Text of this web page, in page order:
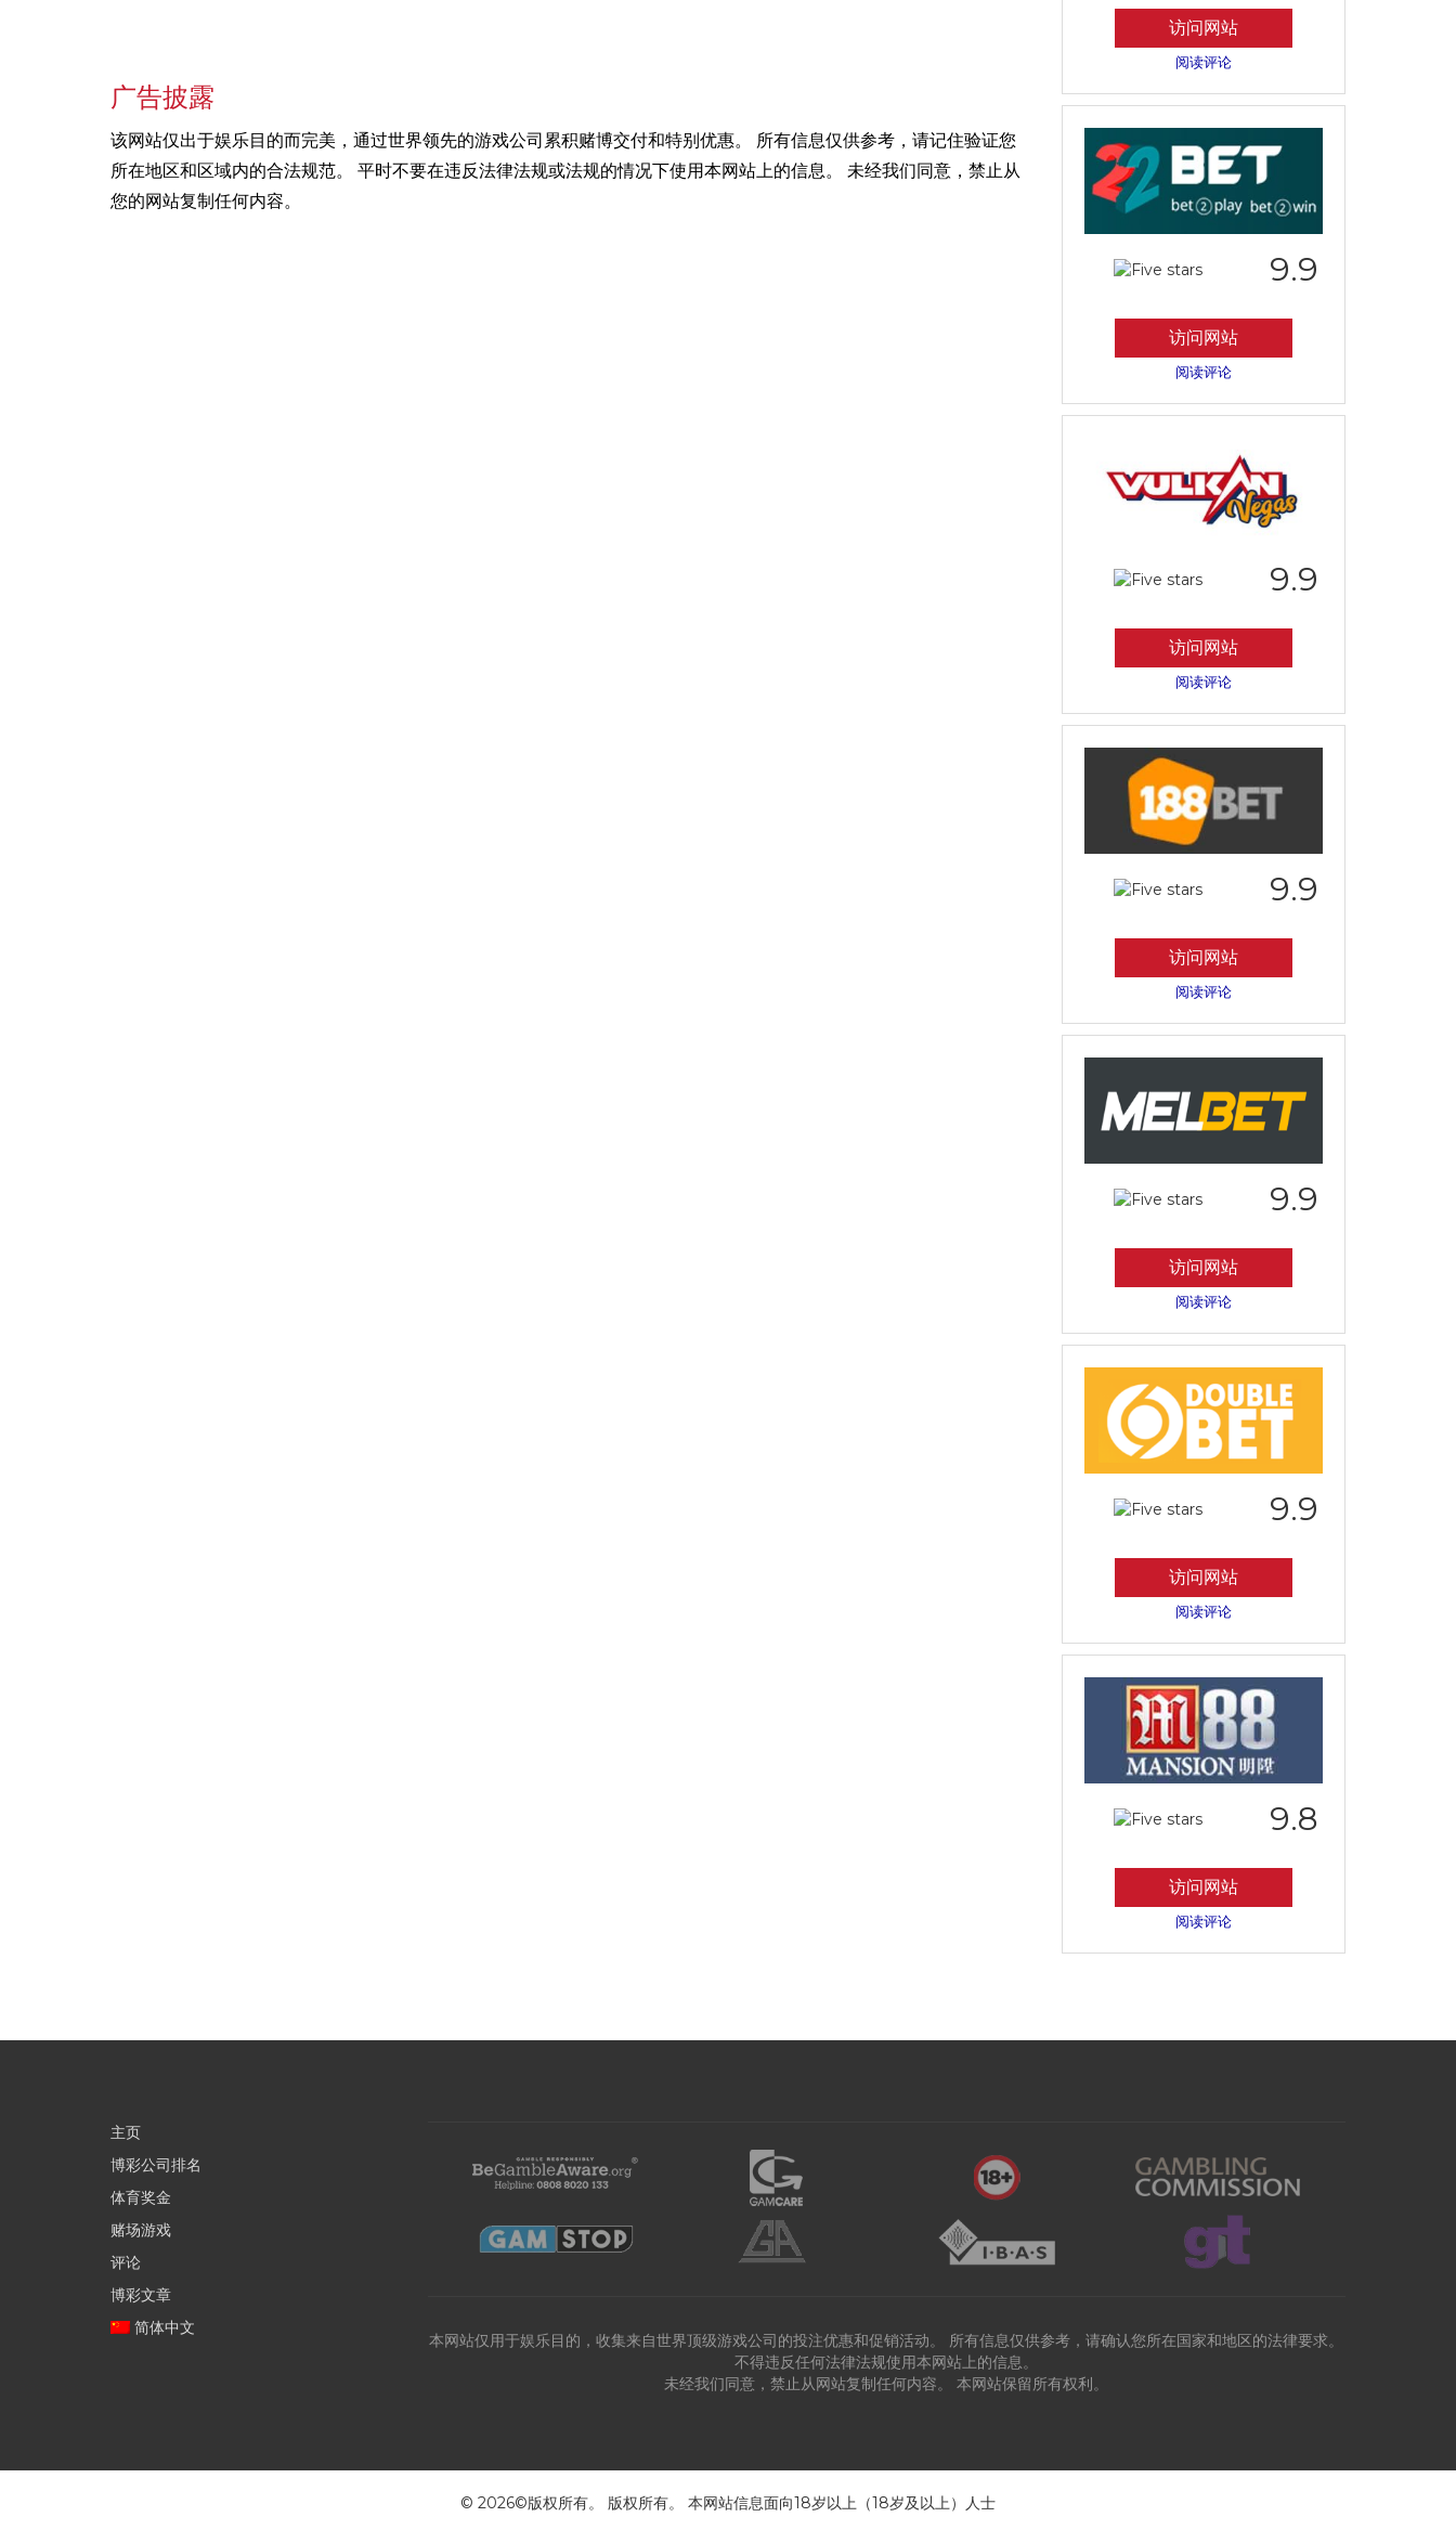
广告披露
该网站仅出于娱乐目的而完美，通过世界领先的游戏公司累积赌博交付和特别优惠。 所有信息仅供参考，请记住验证您
所在地区和区域内的合法规范。 平时不要在违反法律法规或法规的情况下使用本网站上的信息。 未经我们同意，禁止从
您的网站复制任何内容。
访问网站
阅读评论
9.9
访问网站
阅读评论
9.9
访问网站
阅读评论
9.9
访问网站
阅读评论
9.9
访问网站
阅读评论
9.9
访问网站
阅读评论
9.8
访问网站
阅读评论
主页
博彩公司排名
体育奖金
赌场游戏
评论
博彩文章
简体中文
本网站仅用于娱乐目的，收集来自世界顶级游戏公司的投注优惠和促销活动。 所有信息仅供参考，请确认您所在国家和地区的法律要求。
不得违反任何法律法规使用本网站上的信息。
未经我们同意，禁止从网站复制任何内容。 本网站保留所有权利。
© 2026©版权所有。 版权所有。 本网站信息面向18岁以上（18岁及以上）人士